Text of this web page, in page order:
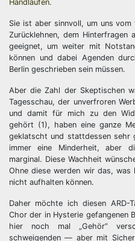
Handläufen.
Sie ist aber sinnvoll, um uns
Zurücklehnen, dem Hinterfragen
geeignet, um weiter mit
können und dabei Agenden
Berlin geschrieben sein müssen.
Aber die Zahl der Skeptischen
Tagesschau, der unverfroren
und damit für mich zu den
gehört (1), haben eine ganze
geklatscht und stattdessen sehr
immer eine Minderheit, aber
marginal. Diese Wachheit
Ohne diese werden wir das,
nicht aufhalten können.
Daher möchte ich diesen ARD-
Chor der in Hysterie gefangenen
hier noch mal „Gehör”
schweigenden — aber mit